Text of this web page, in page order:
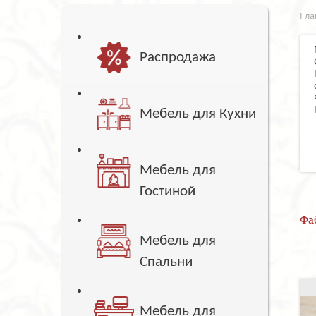
Распродажа
Мебель для Кухни
Мебель для
Гостиной
Мебель для
Спальни
Мебель для